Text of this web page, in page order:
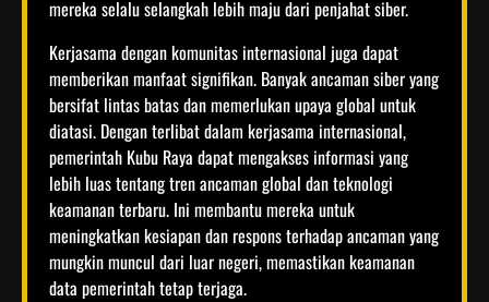
mereka selalu selangkah lebih maju dari penjahat siber.
Kerjasama dengan komunitas internasional juga dapat
memberikan manfaat signifikan. Banyak ancaman siber yang
bersifat lintas batas dan memerlukan upaya global untuk
diatasi. Dengan terlibat dalam kerjasama internasional,
pemerintah Kubu Raya dapat mengakses informasi yang
lebih luas tentang tren ancaman global dan teknologi
keamanan terbaru. Ini membantu mereka untuk
meningkatkan kesiapan dan respons terhadap ancaman yang
mungkin muncul dari luar negeri, memastikan keamanan
data pemerintah tetap terjaga.